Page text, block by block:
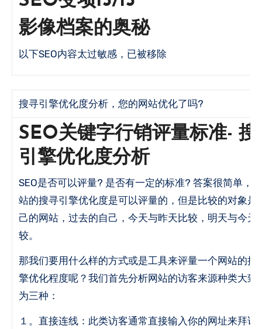
影像档案的奥秘
以下SEO内容太过敏感，已被移除
搜寻引擎优化度分析，您的网站优化了吗?
SEO关键字行销评量标准- 搜
引擎优化度分析
SEO是否可以评量? 是否有一定的标准? 答案很简单，一个网
站的搜寻引擎优化度是可以评量的，但是比较的对象是
己的网站，过去的自己，今天与昨天比较，明天与今天
较。
那我们要用什么样的方式或是工具来评量一个网站的搜
擎优化程度呢？我们首先分析网站的访客来源种类大致
为三种：
１。 直接连线：此类访客通常直接输入你的网址来拜访